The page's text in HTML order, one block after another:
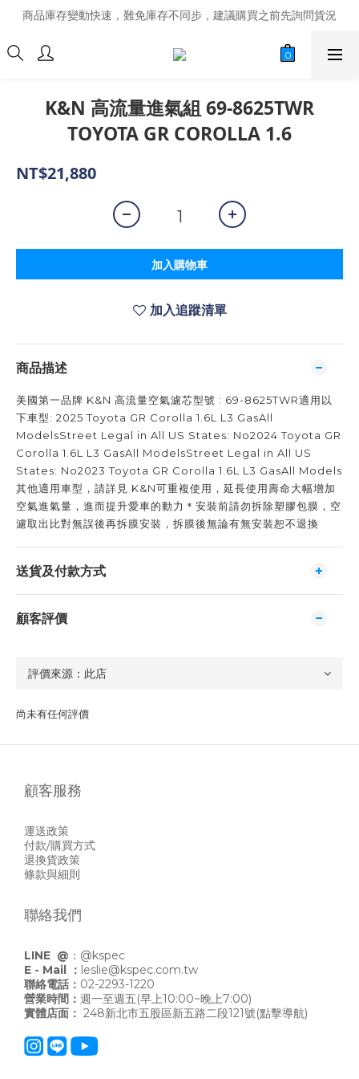
商品庫存變動快速，難免庫存不同步，建議購買之前先詢問貨況
商品庫存變動快速，難免庫存不同步，建議購買之前先詢問貨況
經營超過20年的改裝老字號，安全有保障
K&N 高流量進氣組 69-8625TWR
TOYOTA GR COROLLA 1.6
NT$21,880
加入購物車
加入追蹤清單
商品描述
美國第一品牌 K&N 高流量空氣濾芯型號 : 69-8625TWR適用以
下車型: 2025 Toyota GR Corolla 1.6L L3 GasAll
ModelsStreet Legal in All US States: No2024 Toyota GR
Corolla 1.6L L3 GasAll ModelsStreet Legal in All US
States: No2023 Toyota GR Corolla 1.6L L3 GasAll Models
其他適用車型，請詳見 K&N可重複使用，延長使用壽命大幅增加
空氣進氣量，進而提升愛車的動力＊安裝前請勿拆除塑膠包膜，空
濾取出比對無誤後再拆膜安裝，拆膜後無論有無安裝恕不退換
送貨及付款方式
顧客評價
尚未有任何評價
顧客服務
運送政策
付款/購買方式
退換貨政策
條款與細則
聯絡我們
LINE @ ： @kspec
E - Mail ： leslie@kspec.com.tw
聯絡電話： 02-2293-1220
營業時間： 週一至週五(早上10:00~晚上7:00)
實體店面： 248新北市五股區新五路二段121號(點擊導航)